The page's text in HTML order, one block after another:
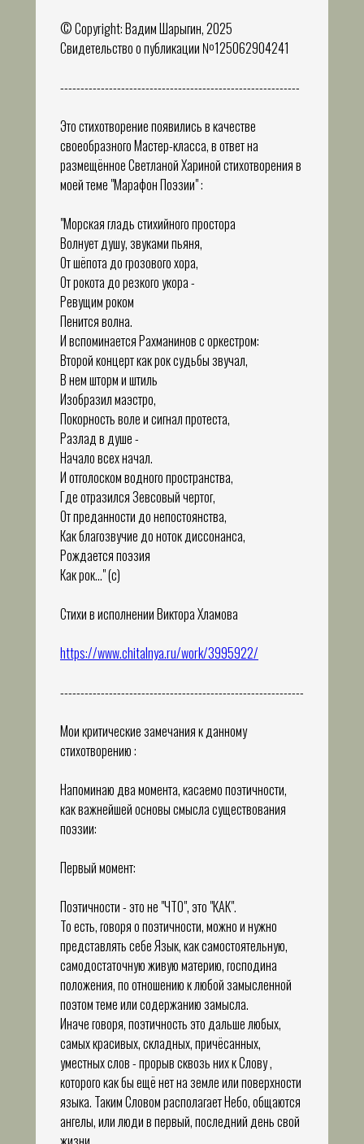
© Copyright: Вадим Шарыгин, 2025
Свидетельство о публикации №125062904241
-----------------------------------------------------------
Это стихотворение появились в качестве
своеобразного Мастер-класса, в ответ на
размещённое Светланой Хариной стихотворения в
моей теме "Марафон Поэзии" :
"­­­­­­­­Морская гладь стихийного простора
Волнует душу, звуками пьяня,
От шёпота до грозового хора,
От рокота до резкого укора -
Ревущим роком
Пенится волна.
И вспоминается Рахманинов с оркестром:
Второй концерт как рок судьбы звучал,
В нем шторм и штиль
Изобразил маэстро,
Покорность воле и сигнал протеста,
Разлад в душе -
Начало всех начал.
И отголоском водного пространства,
Где отразился Зевсовый чертог,
От преданности до непостоянства,
Как благозвучие до ноток диссонанса,
Рождается поэзия
Как рок..." (с)
Стихи в исполнении Виктора Хламова
https://www.chitalnya.ru/work/3995922/
------------------------------------------------------------
Мои критические замечания к данному
стихотворению :
Напоминаю два момента, касаемо поэтичности,
как важнейшей основы смысла существования
поэзии:
Первый момент:
Поэтичности - это не "ЧТО", это "КАК".
То есть, говоря о поэтичности, можно и нужно
представлять себе Язык, как самостоятельную,
самодостаточную живую материю, господина
положения, по отношению к любой замысленной
поэтом теме или содержанию замысла.
Иначе говоря, поэтичность это дальше любых,
самых красивых, складных, причёсанных,
уместных слов - прорыв сквозь них к Слову ,
которого как бы ещё нет на земле или поверхности
языка. Таким Словом располагает Небо, общаются
ангелы, или люди в первый, последний день свой